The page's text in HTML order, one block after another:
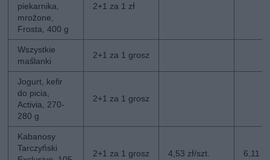
piekarnika,
mrożone,
Frosta, 400 g
2+1 za 1 zł
Wszystkie
maślanki
2+1 za 1 grosz
Jogurt, kefir
do picia,
Activia, 270-
280 g
2+1 za 1 grosz
Kabanosy
Tarczyński
2+1 za 1 grosz 4,53 zł/szt. 6,11